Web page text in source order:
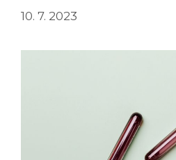
10. 7. 2023